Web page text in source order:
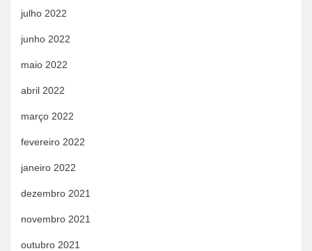
julho 2022
junho 2022
maio 2022
abril 2022
março 2022
fevereiro 2022
janeiro 2022
dezembro 2021
novembro 2021
outubro 2021